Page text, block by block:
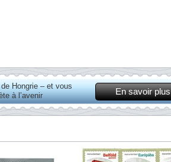
Hongrie – et vous
à l’avenir
En savoir plus